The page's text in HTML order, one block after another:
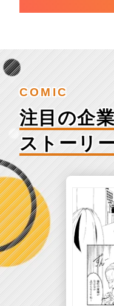
COMIC
注目の企
ストーリ